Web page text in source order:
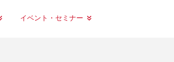
イベント・セミナー